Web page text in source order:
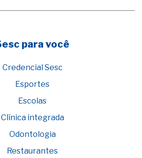
para você
Credencial Sesc
Esportes
Escolas
Clínica integrada
Odontologia
Restaurantes